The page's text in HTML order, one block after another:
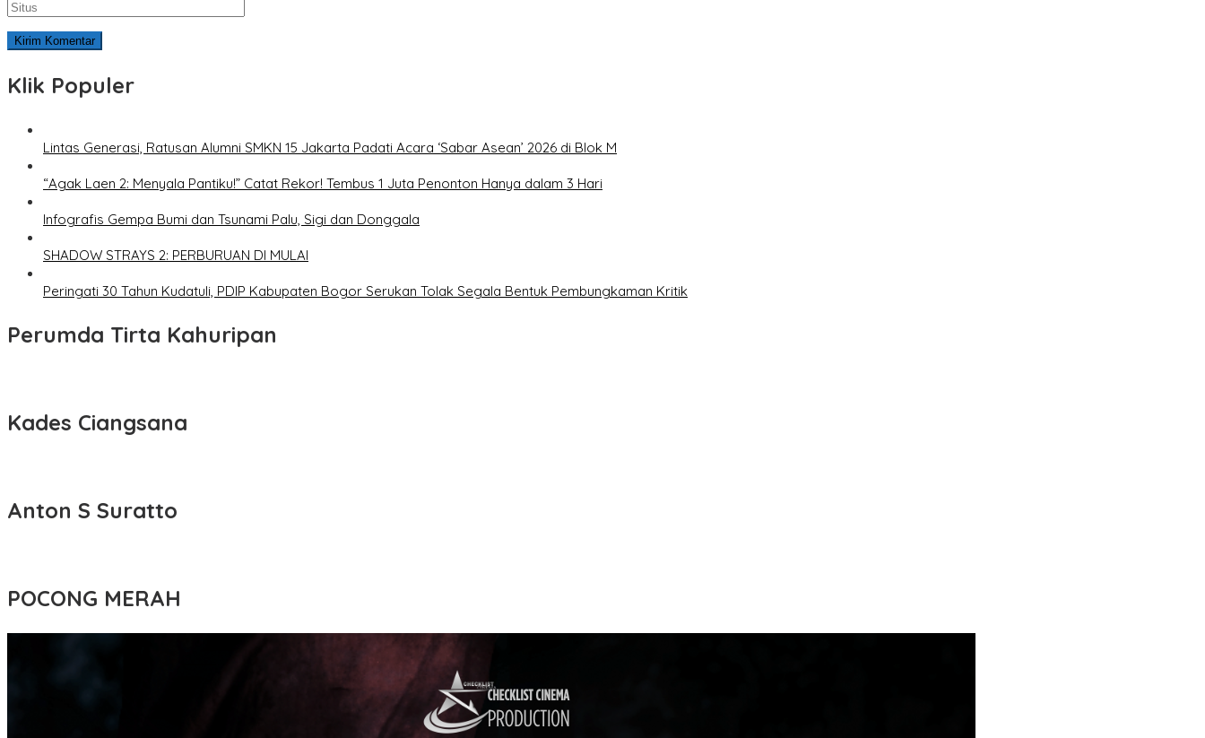
Klik Populer
Lintas Generasi, Ratusan Alumni SMKN 15 Jakarta Padati Acara ‘Sabar Asean’ 2026 di Blok M
“Agak Laen 2: Menyala Pantiku!” Catat Rekor! Tembus 1 Juta Penonton Hanya dalam 3 Hari
Infografis Gempa Bumi dan Tsunami Palu, Sigi dan Donggala
SHADOW STRAYS 2: PERBURUAN DI MULAI
Peringati 30 Tahun Kudatuli, PDIP Kabupaten Bogor Serukan Tolak Segala Bentuk Pembungkaman Kritik
Perumda Tirta Kahuripan
Kades Ciangsana
Anton S Suratto
POCONG MERAH